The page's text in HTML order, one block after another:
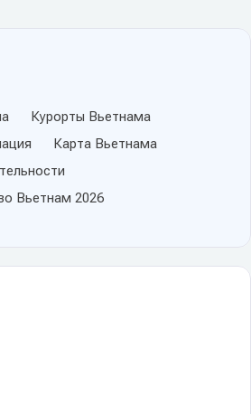
Курорты Вьетнама
Карта Вьетнама
Вьетнам 2026